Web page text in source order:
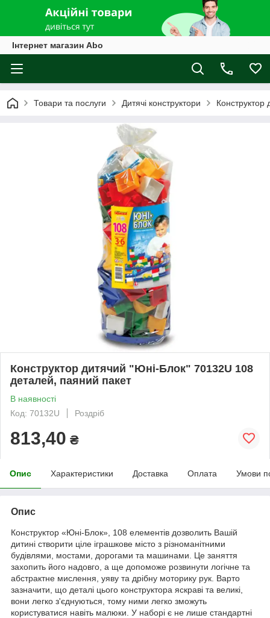
Інтернет магазин Abo
Товари та послуги Дитячі конструктори
Конструктор дитячий "Юні-Блок" 70132U 108
деталей, паяний пакет
В наявності
Код: 70132U
Роздріб
813,40 ₴
Опис Характеристики Доставка Оплата Умови
Опис
Конструктор «Юні-Блок», 108 елементів дозволить Вашій
дитині створити ціле іграшкове місто з різноманітними
будівлями, мостами, дорогами та машинами. Це заняття
захопить його надовго, а ще допоможе розвинути логічне та
абстрактне мислення, уяву та дрібну моторику рук. Варто
зазначити, що деталі цього конструктора яскраві та великі,
вони легко з'єднуються, тому ними легко зможуть
користуватися навіть малюки. У наборі є не лише стандартні